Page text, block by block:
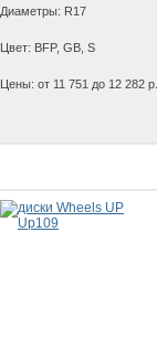
Диаметры: R17
Цвет: BFP, GB, S
Цены: от 11 751 до 12 282 р.